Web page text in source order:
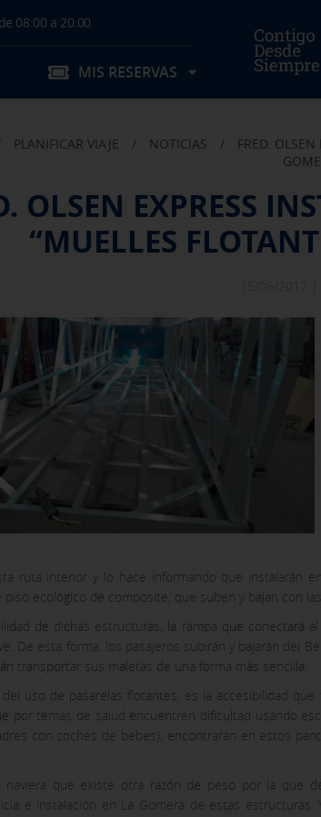
08:00 a 20:00
Horarios
MIS RESERVAS
Compra
Localizar mi reserva
Experiencia a bordo
Preguntas frecuentes
PLANIFICAR VIAJE / NOTICIAS /
FRED.
OLSEN EXPRESS
“MUELLES
ruta interior y lo hace informando que instalarán
piso ecológico de composite, que suben y bajan con
de dichas estructuras, la rampa que conectará
De esta forma, los pasajeros subirán y bajarán del
transportar sus maletas de una forma más sencilla.
uso de pasarelas flotantes, es la accesibilidad
por temas de salud encuentren dificultad usando
con coches de bebes), encontrarán en estos
naviera que existe otra razón de peso por la que
e instalación en La Gomera de estas
DE COOKIES
son necesarias y no se pueden desactivar en